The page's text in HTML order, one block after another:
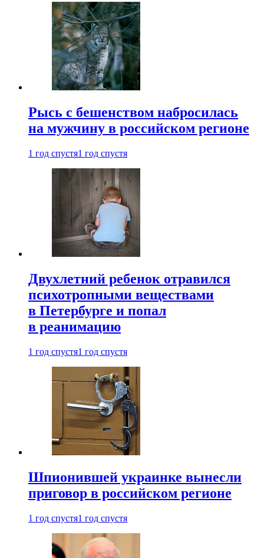
Рысь с бешенством набросилась
на мужчину в российском регионе
1 год спустя1 год спустя
Двухлетний ребенок отравился
психотропными веществами
в Петербурге и попал
в реанимацию
1 год спустя1 год спустя
Шпионившей украинке вынесли
приговор в российском регионе
1 год спустя1 год спустя